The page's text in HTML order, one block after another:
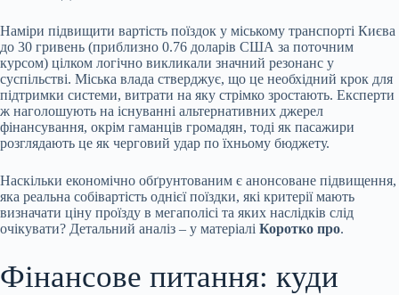
Наміри підвищити вартість поїздок у міському транспорті Києва
до 30 гривень (приблизно 0.76 доларів США за поточним
курсом) цілком логічно викликали значний резонанс у
суспільстві. Міська влада стверджує, що це необхідний крок для
підтримки системи, витрати на яку стрімко зростають. Експерти
ж наголошують на існуванні альтернативних джерел
фінансування, окрім гаманців громадян, тоді як пасажири
розглядають це як черговий удар по їхньому бюджету.
Наскільки економічно обґрунтованим є анонсоване підвищення,
яка реальна собівартість однієї поїздки, які критерії мають
визначати ціну проїзду в мегаполісі та яких наслідків слід
очікувати? Детальний аналіз – у матеріалі Коротко про.
Фінансове питання: куди